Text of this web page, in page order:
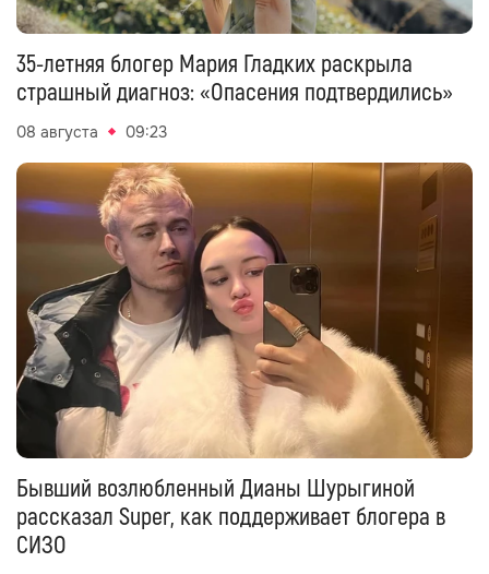
35-летняя блогер Мария Гладких раскрыла
страшный диагноз: «Опасения подтвердились»
08 августа 09:23
Бывший возлюбленный Дианы Шурыгиной
рассказал Super, как поддерживает блогера в
СИЗО